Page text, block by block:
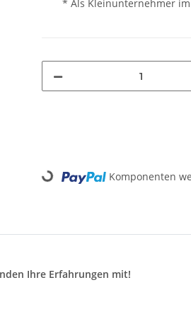
* Als Kleinunternehmer im
Loading... Komponenten
Ihre Erfahrungen mit!